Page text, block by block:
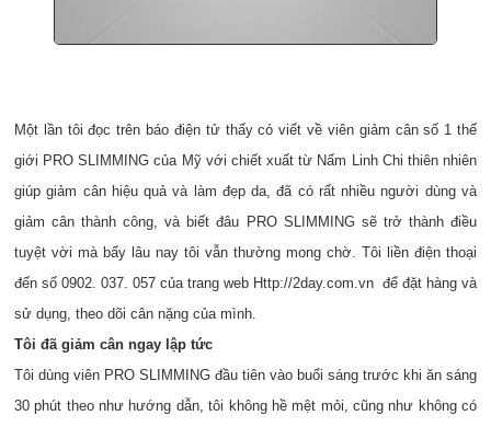
Một lần tôi đọc trên báo điện tử thấy có viết về viên giảm cân số 1 thế
giới PRO SLIMMING của Mỹ với chiết xuất từ Nấm Linh Chi thiên nhiên
giúp giảm cân hiệu quả và làm đẹp da, đã có rất nhiều người dùng và
giảm cân thành công, và biết đâu PRO SLIMMING sẽ trở thành điều
tuyệt vời mà bấy lâu nay tôi vẫn thường mong chờ. Tôi liền điện thoại
đến số 0902. 037. 057 của trang web Http://2day.com.vn để đặt hàng và
sử dụng, theo dõi cân nặng của mình.
Tôi đã giảm cân ngay lập tức
Tôi dùng viên PRO SLIMMING đầu tiên vào buổi sáng trước khi ăn sáng
30 phút theo như hướng dẫn, tôi không hề mệt mỏi, cũng như không có